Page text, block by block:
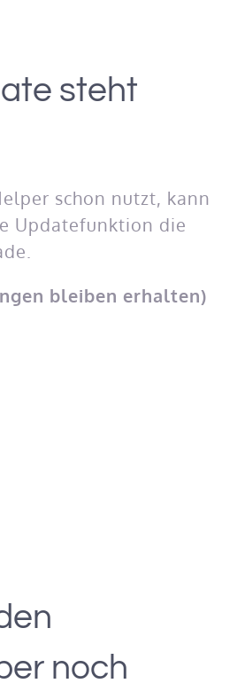
steht
schon nutzt, kann
Updatefunktion die
bleiben erhalten)
noch